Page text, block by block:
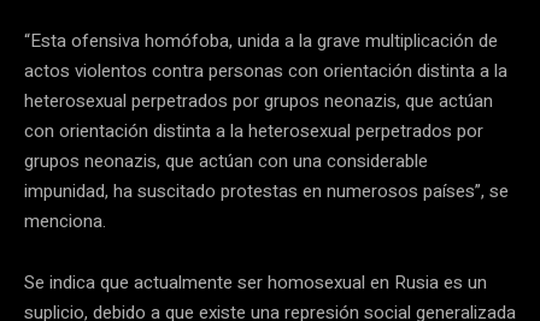
“Esta ofensiva homófoba, unida a la grave multiplicación de
actos violentos contra personas con orientación distinta a la
heterosexual perpetrados por grupos neonazis, que actúan
con orientación distinta a la heterosexual perpetrados por
grupos neonazis, que actúan con una considerable
impunidad, ha suscitado protestas en numerosos países”, se
menciona.
Se indica que actualmente ser homosexual en Rusia es un
suplicio, debido a que existe una represión social generalizada